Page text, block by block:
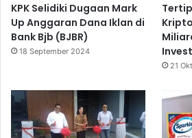
KPK Selidiki Dugaan Mark
Up Anggaran Dana Iklan di
Bank Bjb (BJBR)
18 September 2024
21